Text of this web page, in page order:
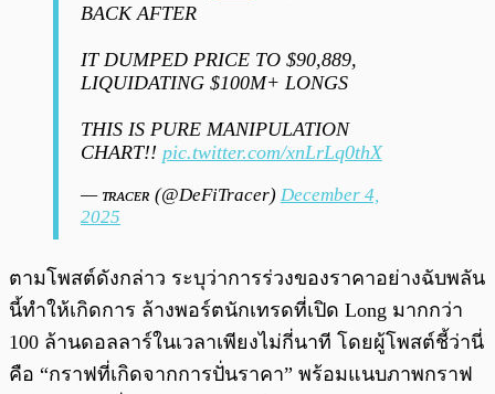
BACK AFTER
IT DUMPED PRICE TO $90,889,
LIQUIDATING $100M+ LONGS
THIS IS PURE MANIPULATION
CHART!! pic.twitter.com/xnLrLq0thX
— ᴛʀᴀᴄᴇʀ (@DeFiTracer) December 4,
2025
ตามโพสต์ดังกล่าว ระบุว่าการร่วงของราคาอย่างฉับพลัน
นี้ทำให้เกิดการ ล้างพอร์ตนักเทรดที่เปิด Long มากกว่า
100 ล้านดอลลาร์ในเวลาเพียงไม่กี่นาที โดยผู้โพสต์ชี้ว่านี่
คือ “กราฟที่เกิดจากการปั่นราคา” พร้อมแนบภาพกราฟ